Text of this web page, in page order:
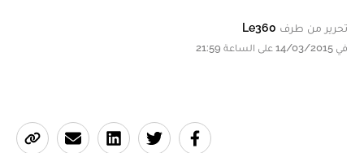
تحرير من طرف Le360
في 14/03/2015 على الساعة 21:59